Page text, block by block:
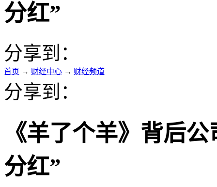
分红”
分享到：
首页 → 财经中心 → 财经频道
分享到：
《羊了个羊》背后
分红”